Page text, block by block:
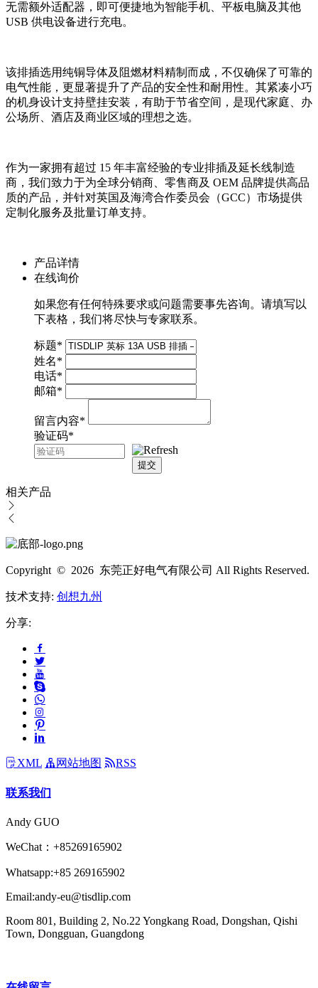
无需额外适配器，即可便捷地为智能手机、平板电脑及其他
USB 供电设备进行充电。
该排插选用纯铜导体及阻燃材料精制而成，不仅确保了可靠的
电气性能，更显著提升了产品的安全性和耐用性。其紧凑小巧
的机身设计支持壁挂安装，有助于节省空间，是现代家庭、办
公场所、酒店及商业区域的理想之选。
作为一家拥有超过 15 年丰富经验的专业排插及延长线制造
商，我们致力于为全球分销商、零售商及 OEM 品牌提供高品
质的产品，并针对英国及海湾合作委员会（GCC）市场提供
定制化服务及批量订单支持。
产品详情
在线询价
如果您有任何特殊要求或问题需要事先咨询。请填写以
下表格，我们将尽快与专家联系。
标题*
姓名*
电话*
邮箱*
留言内容*
验证码*
提交
相关产品
Copyright © 2026 东莞正好电气有限公司 All Rights Reserved.
技术支持: 创想九州
分享:
XML 网站地图 RSS
联系我们
Andy GUO
WeChat：+85269165902
Whatsapp:+85 269165902
Email:andy-eu@tisdlip.com
Room 801, Building 2, No.22 Yongkang Road, Dongshan, Qishi
Town, Dongguan, Guangdong